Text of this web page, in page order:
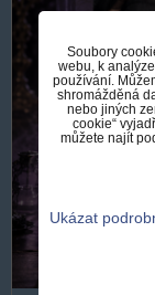
Soubory
webu, k
používání.
shromážděná
nebo jiných
cookie“
můžete najít
Ukázat